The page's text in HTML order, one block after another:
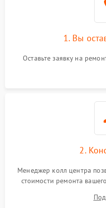
1. Вы
Оставьте заявку на
2.
Менеджер колл центра
стоимости ремонта